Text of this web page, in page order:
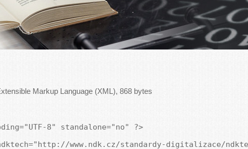
Markup Language (XML), 868 bytes
8" standalone="no" ?>
www.ndk.cz/standardy-digitalizace/